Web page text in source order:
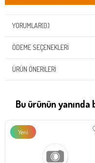
YORUMLAR(0)
ÖDEME SEÇENEKLERI
ÜRÜN ÖNERILERI
Bu ürünün
Yeni